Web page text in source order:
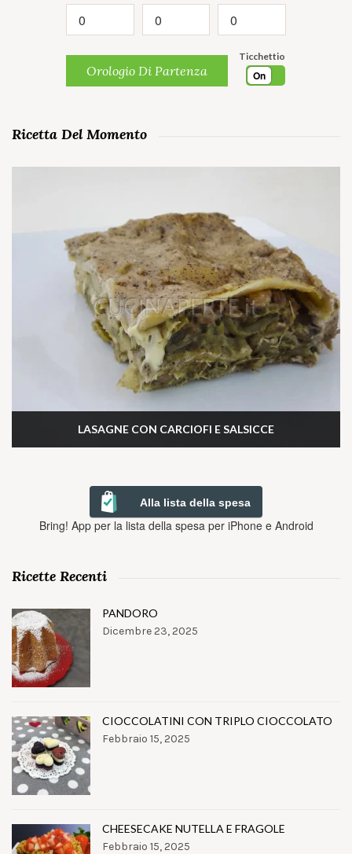
Orologio Di Partenza
Ticchettio
On
Ricetta Del Momento
LASAGNE CON CARCIOFI E SALSICCE
Alla lista della spesa
Bring! App per la lista della spesa per iPhone e Android
Ricette Recenti
PANDORO
Dicembre 23, 2025
CIOCCOLATINI CON TRIPLO CIOCCOLATO
Febbraio 15, 2025
CHEESECAKE NUTELLA E FRAGOLE
Febbraio 15, 2025